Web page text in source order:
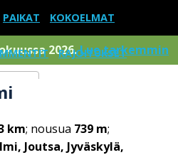
PAIKAT KOKOELMAT
RAJOITUKSET
2026.Lue tarkemmin
km; nousua 739 m;
Joutsa, Jyväskylä,